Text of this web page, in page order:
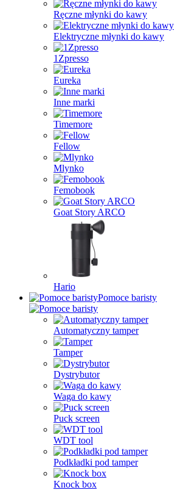
Ręczne młynki do kawy
Elektryczne młynki do kawy
1Zpresso
Eureka
Inne marki
Timemore
Fellow
Mlynko
Femobook
Goat Story ARCO
Hario
Pomoce baristy
Automatyczny tamper
Tamper
Dystrybutor
Waga do kawy
Puck screen
WDT tool
Podkładki pod tamper
Knock box